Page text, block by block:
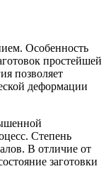
Особенность
простейшей
позволяет
деформации
Степень
В отличие от
заготовки